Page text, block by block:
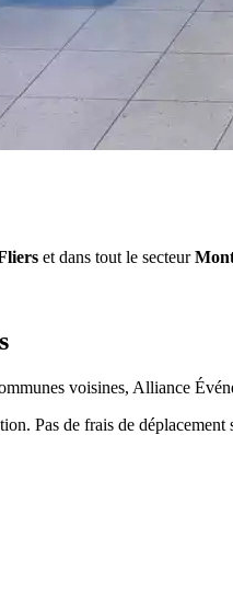
et dans tout le secteur
voisines, Alliance
Pas de frais de